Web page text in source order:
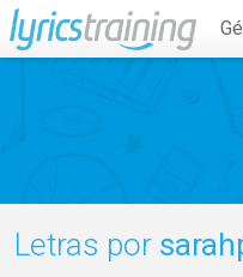
Letras por